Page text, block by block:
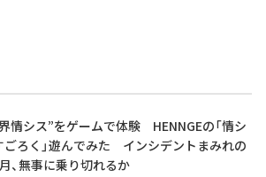
情シス”をゲームで体験 HENNGEの「情シ
ごろく」遊んでみた インシデントまみれの
、無事に乗り切れるか